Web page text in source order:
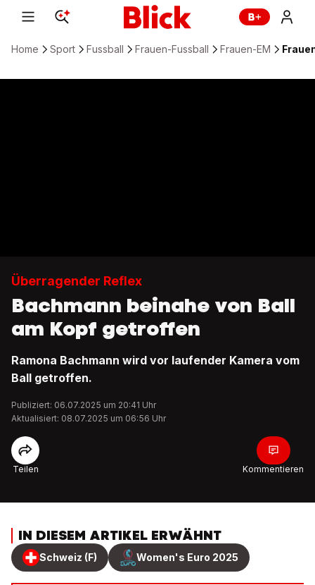
Home Sport Fussball Frauen-Fussball Frauen-EM
Überragender Reflex
Bachmann beinahe von Ball
am Kopf getroffen
Ramona Bachmann wird vor laufender Kamera vom
Ball getroffen.
Publiziert: 06.07.2025 um 20:41 Uhr
Aktualisiert: 08.07.2025 um 06:56 Uhr
Teilen Kommentieren
IN DIESEM ARTIKEL ERWÄHNT
Schweiz (F) Women's Euro 2025